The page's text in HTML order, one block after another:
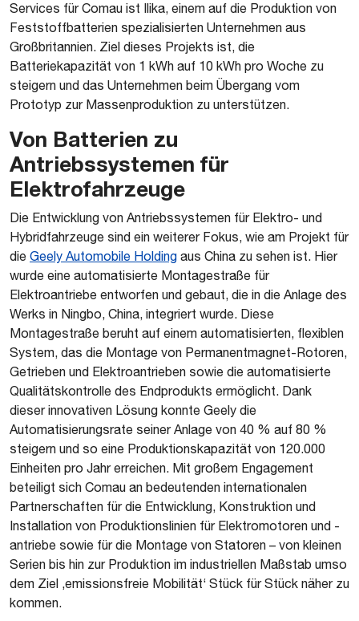
Services für Comau ist Ilika, einem auf die Produktion von
Feststoffbatterien spezialisierten Unternehmen aus
Großbritannien. Ziel dieses Projekts ist, die
Batteriekapazität von 1 kWh auf 10 kWh pro Woche zu
steigern und das Unternehmen beim Übergang vom
Prototyp zur Massenproduktion zu unterstützen.
Von Batterien zu
Antriebssystemen für
Elektrofahrzeuge
Die Entwicklung von Antriebssystemen für Elektro- und
Hybridfahrzeuge sind ein weiterer Fokus, wie am Projekt für
die Geely Automobile Holding aus China zu sehen ist. Hier
wurde eine automatisierte Montagestraße für
Elektroantriebe entworfen und gebaut, die in die Anlage des
Werks in Ningbo, China, integriert wurde. Diese
Montagestraße beruht auf einem automatisierten, flexiblen
System, das die Montage von Permanentmagnet-Rotoren,
Getrieben und Elektroantrieben sowie die automatisierte
Qualitätskontrolle des Endprodukts ermöglicht. Dank
dieser innovativen Lösung konnte Geely die
Automatisierungsrate seiner Anlage von 40 % auf 80 %
steigern und so eine Produktionskapazität von 120.000
Einheiten pro Jahr erreichen. Mit großem Engagement
beteiligt sich Comau an bedeutenden internationalen
Partnerschaften für die Entwicklung, Konstruktion und
Installation von Produktionslinien für Elektromotoren und -
antriebe sowie für die Montage von Statoren – von kleinen
Serien bis hin zur Produktion im industriellen Maßstab umso
dem Ziel ‚emissionsfreie Mobilität‘ Stück für Stück näher zu
kommen.